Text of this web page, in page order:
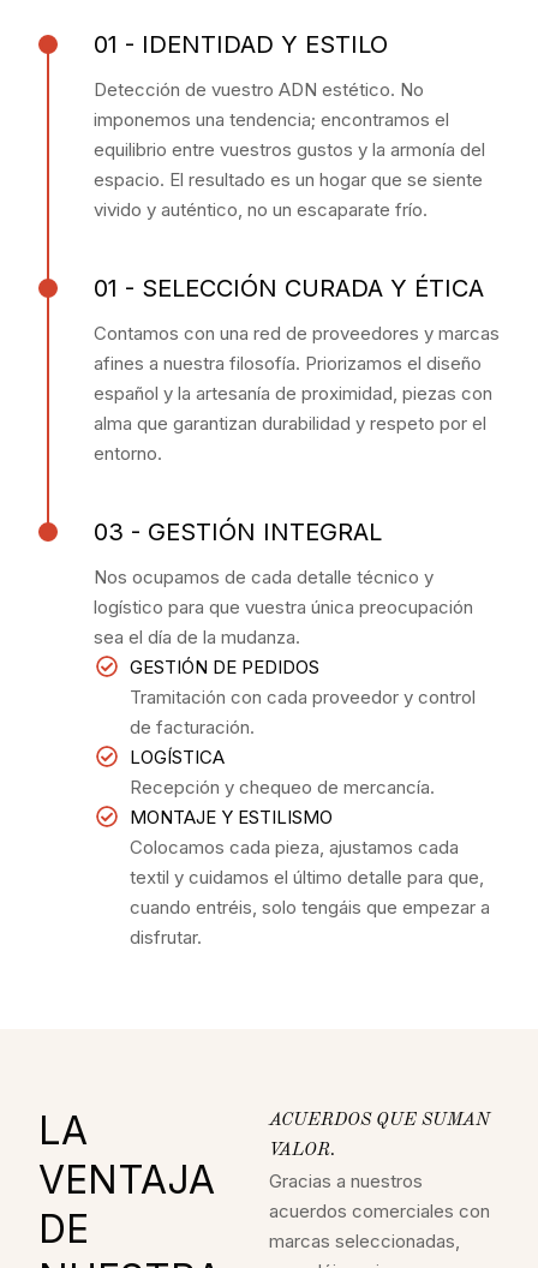
01 - IDENTIDAD Y ESTILO
Detección de vuestro ADN estético. No
imponemos una tendencia; encontramos el
equilibrio entre vuestros gustos y la armonía del
espacio. El resultado es un hogar que se siente
vivido y auténtico, no un escaparate frío.
01 - SELECCIÓN CURADA Y ÉTICA
Contamos con una red de proveedores y marcas
afines a nuestra filosofía. Priorizamos el diseño
español y la artesanía de proximidad, piezas con
alma que garantizan durabilidad y respeto por el
entorno.
03 - GESTIÓN INTEGRAL
Nos ocupamos de cada detalle técnico y
logístico para que vuestra única preocupación
sea el día de la mudanza.
GESTIÓN DE PEDIDOS
Tramitación con cada proveedor y control
de facturación.
LOGÍSTICA
Recepción y chequeo de mercancía.
MONTAJE Y ESTILISMO
Colocamos cada pieza, ajustamos cada
textil y cuidamos el último detalle para que,
cuando entréis, solo tengáis que empezar a
disfrutar.
LA
VENTAJA
DE
ACUERDOS QUE SUMAN
VALOR.
Gracias a nuestros
acuerdos comerciales con
marcas seleccionadas,